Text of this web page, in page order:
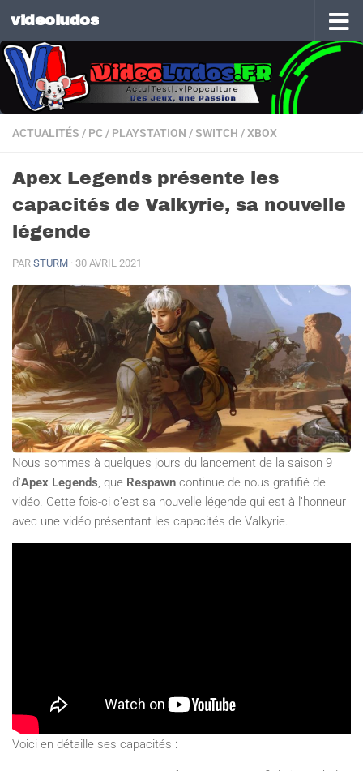
Skip to content
videoludos
ACTUALITÉS / PC/ PLAYSTATION /SWITCH /XBOX
Apex Legends présente les
capacités de Valkyrie, sa nouvelle
légende
PAR STURM · 30 AVRIL 2021
Nous sommes à quelques jours du lancement de la saison 9
d’Apex Legends, que Respawn continue de nous gratifié de
vidéo. Cette fois-ci c’est sa nouvelle légende qui est à l’honneur
avec une vidéo présentant les capacités de Valkyrie.
Voici en détaille ses capacités :